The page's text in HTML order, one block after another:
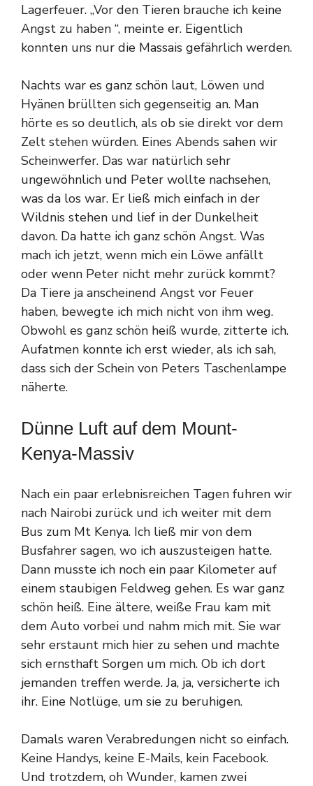
Lagerfeuer. „Vor den Tieren brauche ich keine
Angst zu haben “, meinte er. Eigentlich
konnten uns nur die Massais gefährlich werden.
Nachts war es ganz schön laut, Löwen und
Hyänen brüllten sich gegenseitig an. Man
hörte es so deutlich, als ob sie direkt vor dem
Zelt stehen würden. Eines Abends sahen wir
Scheinwerfer. Das war natürlich sehr
ungewöhnlich und Peter wollte nachsehen,
was da los war. Er ließ mich einfach in der
Wildnis stehen und lief in der Dunkelheit
davon. Da hatte ich ganz schön Angst. Was
mach ich jetzt, wenn mich ein Löwe anfällt
oder wenn Peter nicht mehr zurück kommt?
Da Tiere ja anscheinend Angst vor Feuer
haben, bewegte ich mich nicht von ihm weg.
Obwohl es ganz schön heiß wurde, zitterte ich.
Aufatmen konnte ich erst wieder, als ich sah,
dass sich der Schein von Peters Taschenlampe
näherte.
Dünne Luft auf dem Mount-
Kenya-Massiv
Nach ein paar erlebnisreichen Tagen fuhren wir
nach Nairobi zurück und ich weiter mit dem
Bus zum Mt Kenya. Ich ließ mir von dem
Busfahrer sagen, wo ich auszusteigen hatte.
Dann musste ich noch ein paar Kilometer auf
einem staubigen Feldweg gehen. Es war ganz
schön heiß. Eine ältere, weiße Frau kam mit
dem Auto vorbei und nahm mich mit. Sie war
sehr erstaunt mich hier zu sehen und machte
sich ernsthaft Sorgen um mich. Ob ich dort
jemanden treffen werde. Ja, ja, versicherte ich
ihr. Eine Notlüge, um sie zu beruhigen.
Damals waren Verabredungen nicht so einfach.
Keine Handys, keine E-Mails, kein Facebook.
Und trotzdem, oh Wunder, kamen zwei